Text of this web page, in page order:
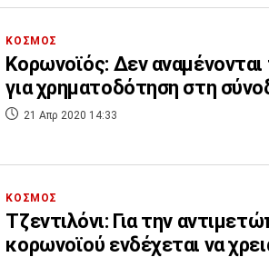
ΚΟΣΜΟΣ
Κορωνοϊός: Δεν
για χρηματοδότηση στη
21 Απρ 2020 14:33
ΚΟΣΜΟΣ
Τζεντιλόνι: Για την
κορωνοϊού ενδέχεται να